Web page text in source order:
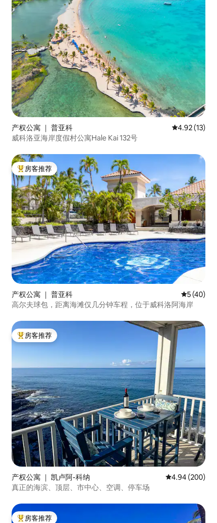
产权公寓 ｜ 普亚科 平均评分
4.92 (13)
威科洛亚海岸度假村公寓Hale Kai 132号
热门「房客推荐」
房客推荐
产权公寓 ｜ 普亚科 平均评分
5 (40)
高尔夫球包，距离海滩仅几分钟车程，位于威科洛阿海岸
热门「房客推荐」
房客推荐
产权公寓 ｜ 凯卢阿-科纳 平均评分 4.94
4.94 (200)
真正的海滨、顶层、市中心、空调、停车场
房客推荐